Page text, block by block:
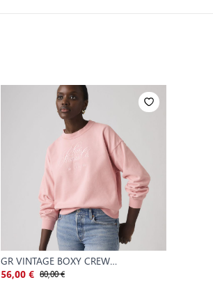
GR VINTAGE BOXY CREW
SWEATSHIRT
56,00 € 80,00 €